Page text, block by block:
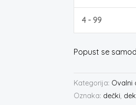
4 - 99
Popust se
Kategorija: Ovalni
Oznaka: dečki,